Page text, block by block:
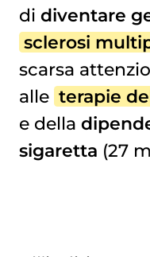
di diventare
sclerosi
scarsa
alle terapie
e della
sigaretta (27